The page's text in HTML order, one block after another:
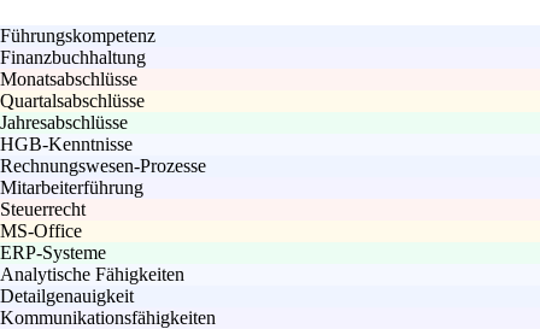
Führungskompetenz
Finanzbuchhaltung
Monatsabschlüsse
Quartalsabschlüsse
Jahresabschlüsse
HGB-Kenntnisse
Rechnungswesen-Prozesse
Mitarbeiterführung
Steuerrecht
MS-Office
ERP-Systeme
Analytische Fähigkeiten
Detailgenauigkeit
Kommunikationsfähigkeiten